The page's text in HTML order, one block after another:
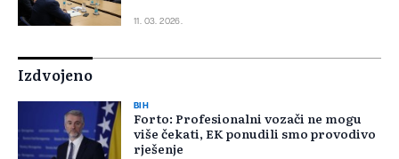
11. 03. 2026.
Izdvojeno
BIH
Forto: Profesionalni vozači ne mogu
više čekati, EK ponudili smo provodivo
rješenje